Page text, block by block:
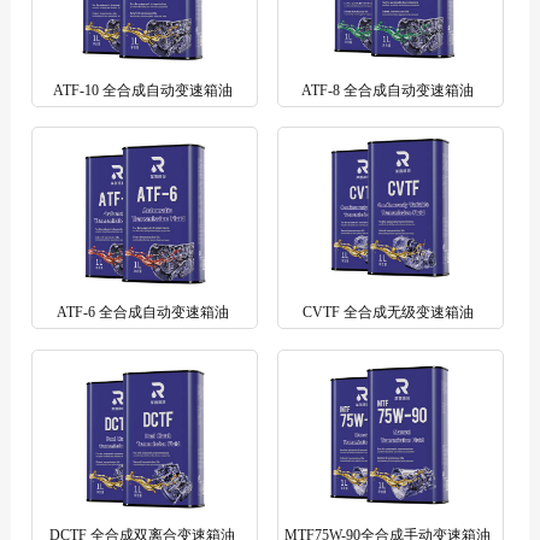
ATF-10 全合成自动变速箱油 ATF-8 全合成自动变速箱油
ATF-6 全合成自动变速箱油 CVTF 全合成无级变速箱油
DCTF 全合成双离合变速箱油 MTF75W-90全合成手动变速箱油